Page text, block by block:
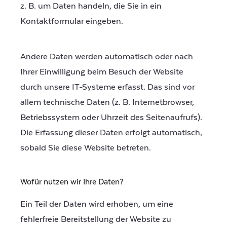
z. B. um Daten handeln, die Sie in ein
Kontaktformular eingeben.
Andere Daten werden automatisch oder nach
Ihrer Einwilligung beim Besuch der Website
durch unsere IT-Systeme erfasst. Das sind vor
allem technische Daten (z. B. Internetbrowser,
Betriebssystem oder Uhrzeit des Seitenaufrufs).
Die Erfassung dieser Daten erfolgt automatisch,
sobald Sie diese Website betreten.
Wofür nutzen wir Ihre Daten?
Ein Teil der Daten wird erhoben, um eine
fehlerfreie Bereitstellung der Website zu